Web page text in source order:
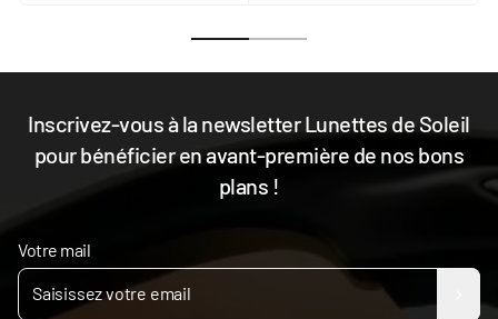
Inscrivez-vous à la newsletter Lunettes de Soleil
pour bénéficier en avant-première de nos bons
plans !
Votre mail